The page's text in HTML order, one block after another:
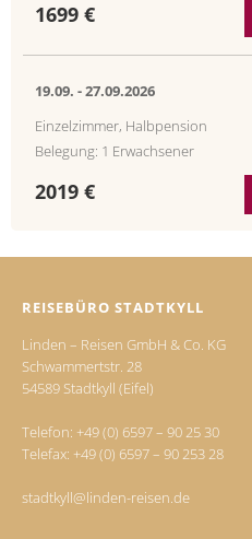
1699 €
19.09. -27.09.2026
Einzelzimmer, Halbpension
Belegung: 1 Erwachsener
2019 €
REISEBÜRO STADTKYLL
Linden – Reisen GmbH & Co. KG
Schwammertstr. 28
54589 Stadtkyll (Eifel)
Telefon: +49 (0) 6597 – 90 25 30
Telefax: +49 (0) 6597 – 90 253 28
stadtkyll@linden-reisen.de